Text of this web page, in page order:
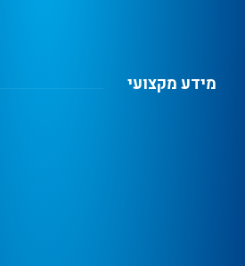
מידע מקצועי